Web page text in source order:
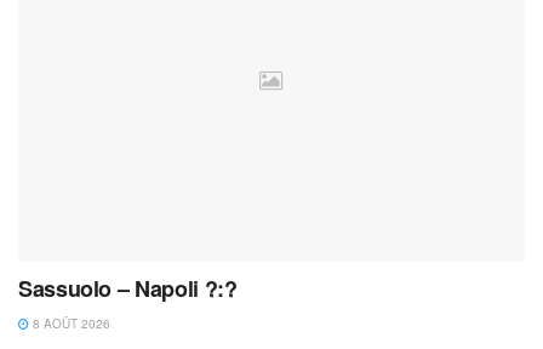
Sassuolo – Napoli ?:?
8 AOÛT 2026